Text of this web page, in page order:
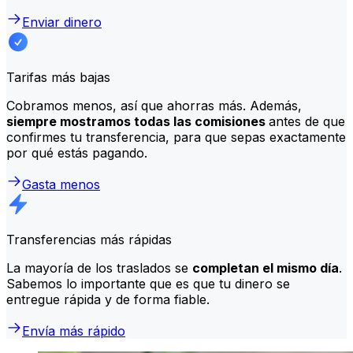
Enviar dinero
Tarifas más bajas
Cobramos menos, así que ahorras más. Además,
siempre mostramos todas las comisiones antes de que
confirmes tu transferencia, para que sepas exactamente
por qué estás pagando.
Gasta menos
Transferencias más rápidas
La mayoría de los traslados se completan el mismo día.
Sabemos lo importante que es que tu dinero se
entregue rápida y de forma fiable.
Envía más rápido